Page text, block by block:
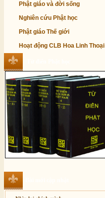
Phật giáo và đời sống
Nghiên cứu Phật học
Phật giáo Thế giới
Hoạt động CLB Hoa Linh Thoại